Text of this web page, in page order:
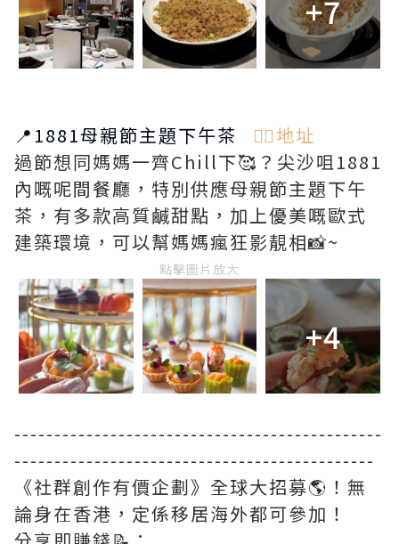
+7
📍1881母親節主題下午茶 👉🏻地址
過節想同媽媽一齊Chill下🥰？尖沙咀1881
內嘅呢間餐廳，特別供應母親節主題下午
茶，有多款高質鹹甜點，加上優美嘅歐式
建築環境，可以幫媽媽瘋狂影靚相📸~
點擊圖片放大
+4
----------------------------------------------
---------------------------------------------
《社群創作有價企劃》全球大招募🌎！無
論身在香港，定係移居海外都可參加！